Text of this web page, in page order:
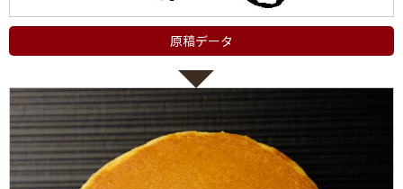
原稿データ